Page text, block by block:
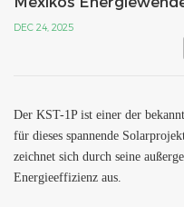
DEC 24, 2025
Der KST-1P ist einer der
für dieses spannende
zeichnet sich durch seine
Energieeffizienz aus.